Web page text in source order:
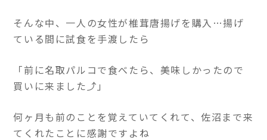
そんな中、一人の女性が椎茸唐揚げを購入…揚げ
ている間に試食を手渡したら
「前に名取パルコで食べたら、美味しかったので
買いに来ました⤴」
何ヶ月も前のことを覚えていてくれて、佐沼まで来
てくれたことに感謝ですよね